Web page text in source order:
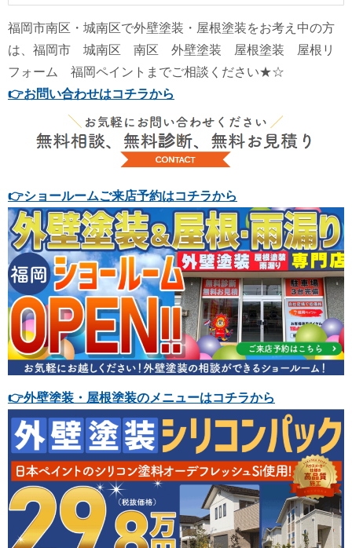
福岡市南区・城南区で外壁塗装・屋根塗装をお考え中の方
は、福岡市 城南区 南区 外壁塗装 屋根塗装 屋根リ
フォーム 福岡ペイントまでご相談ください★☆
👉お問い合わせはコチラから
👉ショールームご来店予約はコチラから
👉外壁塗装・屋根塗装のメニューはコチラから